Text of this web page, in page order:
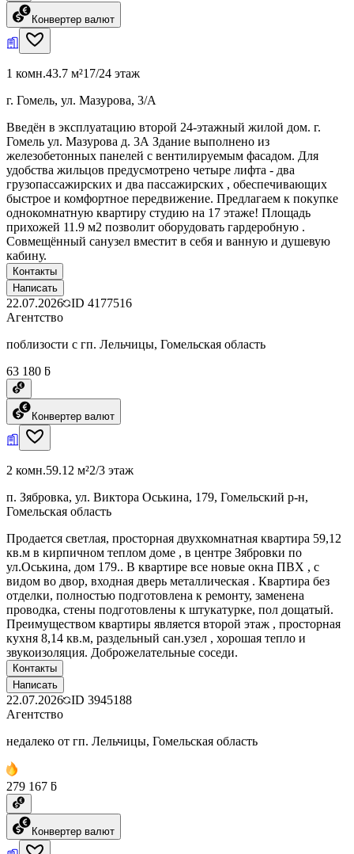
Конвертер валют
1 комн.43.7 м²17/24 этаж
г. Гомель, ул. Мазурова, 3/А
Введён в эксплуатацию второй 24-этажный жилой дом. г.
Гомель ул. Мазурова д. 3А Здание выполнено из
железобетонных панелей с вентилируемым фасадом. Для
удобства жильцов предусмотрено четыре лифта - два
грузопассажирских и два пассажирских , обеспечивающих
быстрое и комфортное передвижение. Предлагаем к покупке
однокомнатную квартиру студию на 17 этаже! Площадь
прихожей 11.9 м2 позволит оборудовать гардеробную .
Совмещённый санузел вместит в себя и ванную и душевую
кабину.
Контакты
Написать
22.07.2026 ID 4177516
Агентство
поблизости с гп. Лельчицы, Гомельская область
63 180 ƃ
Конвертер валют
2 комн.59.12 м²2/3 этаж
п. Зябровка, ул. Виктора Оськина, 179, Гомельский р-н,
Гомельская область
Продается светлая, просторная двухкомнатная квартира 59,12
кв.м в кирпичном теплом доме , в центре Зябровки по
ул.Оськина, дом 179.. В квартире все новые окна ПВХ , с
видом во двор, входная дверь металлическая . Квартира без
отделки, полностью подготовлена к ремонту, заменена
проводка, стены подготовлены к штукатурке, пол дощатый.
Преимуществом квартиры является второй этаж , просторная
кухня 8,14 кв.м, раздельный сан.узел , хорошая тепло и
звукоизоляция. Доброжелательные соседи.
Контакты
Написать
22.07.2026 ID 3945188
Агентство
недалеко от гп. Лельчицы, Гомельская область
279 167 ƃ
Конвертер валют